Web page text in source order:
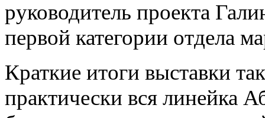
руководитель проекта
первой категории отдела
Краткие итоги выставки
практически вся линейка